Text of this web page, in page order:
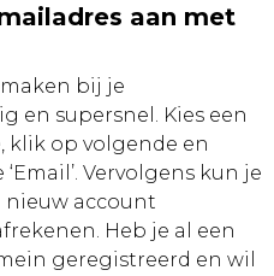
aan met
bij je
en supersnel. Kies een
klik op volgende en
Vervolgens kun je
account
Heb je al een
geregistreerd en wil